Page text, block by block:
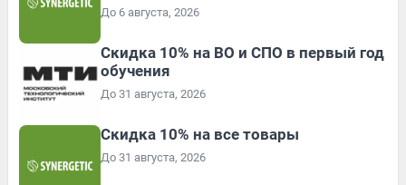
До 6 августа, 2026
Скидка 10% на ВО и СПО в первый год
обучения
До 31 августа, 2026
Скидка 10% на все товары
До 31 августа, 2026